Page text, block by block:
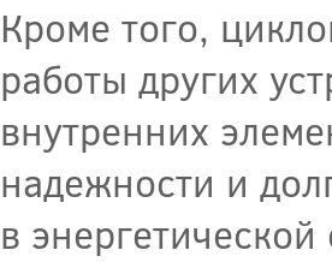
Кроме того,
работы других
внутренних
надежности и
в энергетической